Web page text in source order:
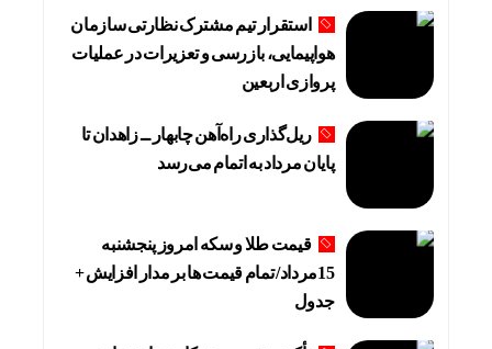
استقرار تیم مشترک نظارتی سازمان
هواپیمایی، بازرسی و تعزیرات در عملیات
پروازی اربعین
ریل‌گذاری راه‌آهن چابهار ــ زاهدان تا
پایان مرداد به اتمام می‌رسد
قیمت طلا و سکه امروز پنجشنبه
15مرداد/ تمام قیمت ها بر مدار افزایش +
جدول